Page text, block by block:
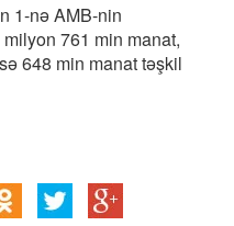
1-nə AMB-nin
761 min manat,
648 min manat təşkil